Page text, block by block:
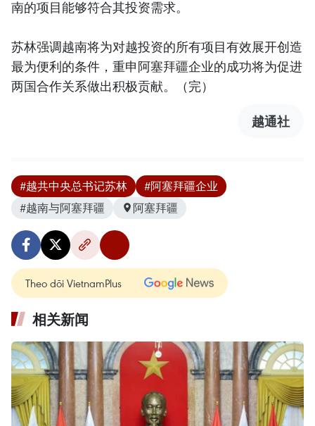
南的项目能够符合其投资需求。
苏林强调越南将为对越投资的所有项目有效展开创造
最为便利的条件，重申阿塞拜疆企业的成功将为促进
两国合作关系做出积极贡献。（完）
越通社
#越共中央总书记苏林
#阿塞拜疆企业
#越南与阿塞拜疆
阿塞拜疆
Theo dõi VietnamPlus
相关新闻